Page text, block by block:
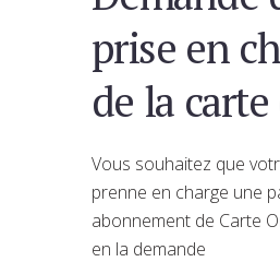
prise en
de la
Vous souhaitez que
prenne en charge une
abonnement de Carte
en la demande